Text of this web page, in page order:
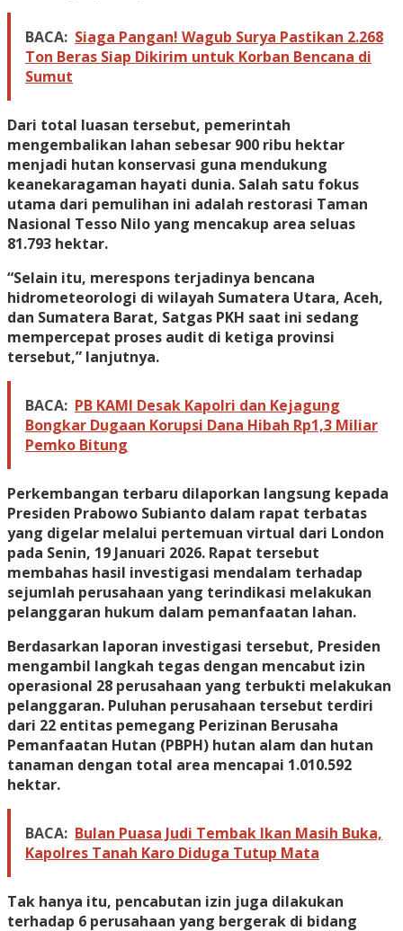
BACA: Siaga Pangan! Wagub Surya Pastikan 2.268
Ton Beras Siap Dikirim untuk Korban Bencana di
Sumut
Dari total luasan tersebut, pemerintah
mengembalikan lahan sebesar 900 ribu hektar
menjadi hutan konservasi guna mendukung
keanekaragaman hayati dunia. Salah satu fokus
utama dari pemulihan ini adalah restorasi Taman
Nasional Tesso Nilo yang mencakup area seluas
81.793 hektar.
“Selain itu, merespons terjadinya bencana
hidrometeorologi di wilayah Sumatera Utara, Aceh,
dan Sumatera Barat, Satgas PKH saat ini sedang
mempercepat proses audit di ketiga provinsi
tersebut,” lanjutnya.
BACA: PB KAMI Desak Kapolri dan Kejagung
Bongkar Dugaan Korupsi Dana Hibah Rp1,3 Miliar
Pemko Bitung
Perkembangan terbaru dilaporkan langsung kepada
Presiden Prabowo Subianto dalam rapat terbatas
yang digelar melalui pertemuan virtual dari London
pada Senin, 19 Januari 2026. Rapat tersebut
membahas hasil investigasi mendalam terhadap
sejumlah perusahaan yang terindikasi melakukan
pelanggaran hukum dalam pemanfaatan lahan.
Berdasarkan laporan investigasi tersebut, Presiden
mengambil langkah tegas dengan mencabut izin
operasional 28 perusahaan yang terbukti melakukan
pelanggaran. Puluhan perusahaan tersebut terdiri
dari 22 entitas pemegang Perizinan Berusaha
Pemanfaatan Hutan (PBPH) hutan alam dan hutan
tanaman dengan total area mencapai 1.010.592
hektar.
BACA: Bulan Puasa Judi Tembak Ikan Masih Buka,
Kapolres Tanah Karo Diduga Tutup Mata
Tak hanya itu, pencabutan izin juga dilakukan
terhadap 6 perusahaan yang bergerak di bidang